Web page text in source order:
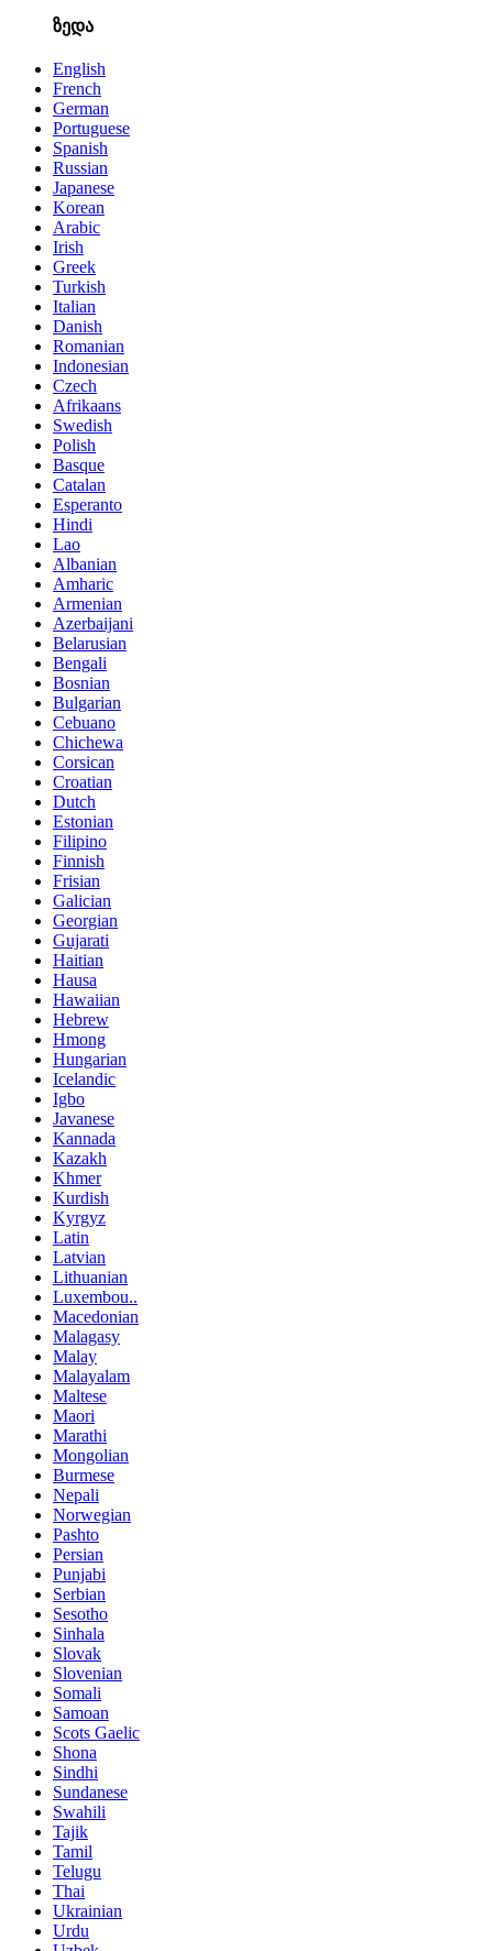
ზედა
English
French
German
Portuguese
Spanish
Russian
Japanese
Korean
Arabic
Irish
Greek
Turkish
Italian
Danish
Romanian
Indonesian
Czech
Afrikaans
Swedish
Polish
Basque
Catalan
Esperanto
Hindi
Lao
Albanian
Amharic
Armenian
Azerbaijani
Belarusian
Bengali
Bosnian
Bulgarian
Cebuano
Chichewa
Corsican
Croatian
Dutch
Estonian
Filipino
Finnish
Frisian
Galician
Georgian
Gujarati
Haitian
Hausa
Hawaiian
Hebrew
Hmong
Hungarian
Icelandic
Igbo
Javanese
Kannada
Kazakh
Khmer
Kurdish
Kyrgyz
Latin
Latvian
Lithuanian
Luxembou..
Macedonian
Malagasy
Malay
Malayalam
Maltese
Maori
Marathi
Mongolian
Burmese
Nepali
Norwegian
Pashto
Persian
Punjabi
Serbian
Sesotho
Sinhala
Slovak
Slovenian
Somali
Samoan
Scots Gaelic
Shona
Sindhi
Sundanese
Swahili
Tajik
Tamil
Telugu
Thai
Ukrainian
Urdu